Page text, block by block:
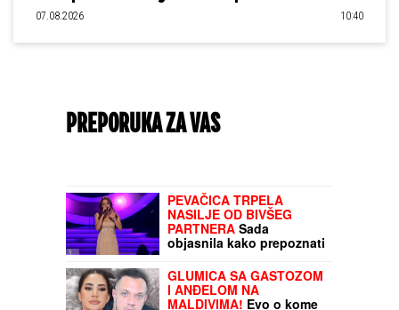
07.08.2026 10:40
PREPORUKA ZA VAS